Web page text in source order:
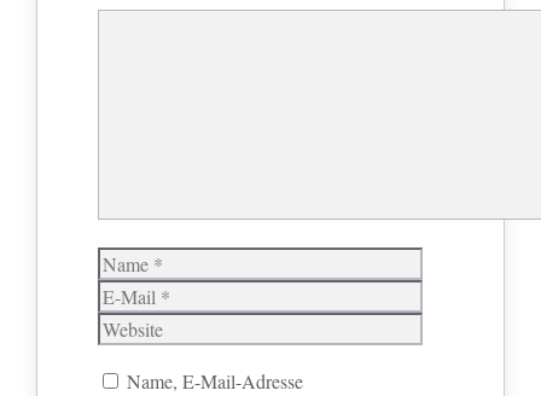
Name
E-
Mail
Website
Name, E-Mail-Adresse